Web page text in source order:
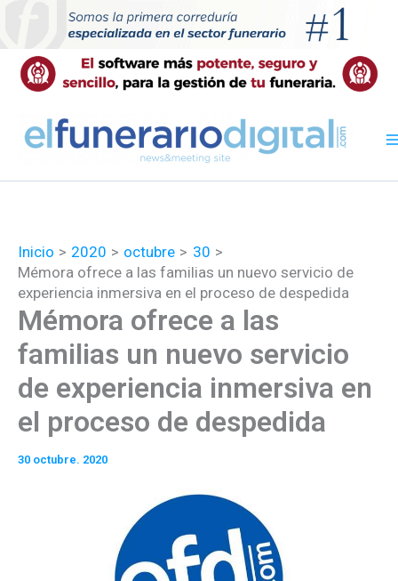
contenido
Inicio 2020 octubre
30
Mémora ofrece a las familias un nuevo servicio de
experiencia inmersiva en el proceso de despedida
Mémora ofrece a las
familias un nuevo servicio
de experiencia inmersiva en
el proceso de despedida
30 octubre. 2020